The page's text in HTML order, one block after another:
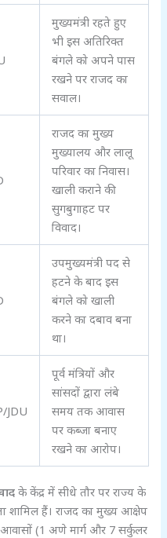
मुख्यमंत्री रहते हुए
भी इस अतिरिक्त
बंगले को अपने पास
रखने पर राजद का
सवाल।
राजद का मुख्य
मुख्यालय और लालू
परिवार का निवास।
खाली कराने की
सुगबुगाहट पर
विवाद।
उपमुख्यमंत्री पद से
हटने के बाद इस
बंगले को खाली
करने का दबाव बना
था।
JDU
पूर्व मंत्रियों और
सांसदों द्वारा लंबे
समय तक आवास
पर कब्जा बनाए
रखने का आरोप।
के केंद्र में सीधे तौर पर राज्य के
शामिल हैं। राजद का मुख्य आक्षेप
आवासों (1 अणे मार्ग और 7 सर्कुलर